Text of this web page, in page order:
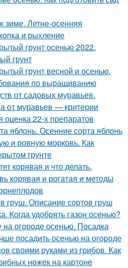
зиме. Летне-осенняя
и рыхление
грунт осенью 2022.
грунт
грунт весной и осенью.
по выращиванию
от садовых муравьев.
от муравьев — критерии
оценка 22-х препаратов
яблонь. Осенние сорта яблонь
и ровную морковь. Как
грунте
корявая и что делать.
корявая и рогатая и методы
груш. Описание сортов груш
Когда удобрять газон осенью?
огороде осенью. Посадка
посадить осенью на огороде
своими руками из грибов. Как
ножек на картоне